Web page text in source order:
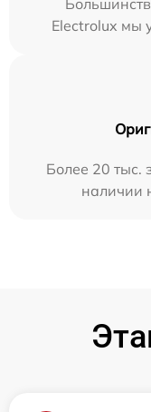
Electrolux мы
Более 20 тыс.
наличии